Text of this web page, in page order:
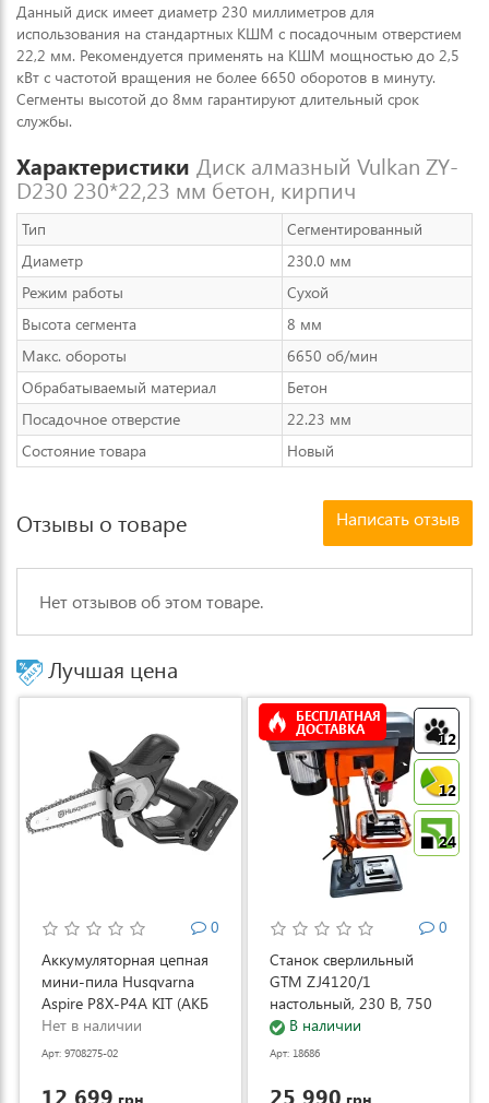
Данный диск имеет диаметр 230 миллиметров для
использования на стандартных КШМ с посадочным отверстием
22,2 мм. Рекомендуется применять на КШМ мощностью до 2,5
кВт с частотой вращения не более 6650 оборотов в минуту.
Сегменты высотой до 8мм гарантируют длительный срок
службы.
Характеристики Диск алмазный Vulkan ZY-
D230 230*22,23 мм бетон, кирпич
Тип
Сегментированный
Диаметр
230.0 мм
Режим работы
Сухой
Высота сегмента
8 мм
Макс. обороты
6650 об/мин
Обрабатываемый материал
Бетон
Посадочное отверстие
22.23 мм
Состояние товара
Новый
Отзывы о товаре Написать отзыв
Нет отзывов об этом товаре.
Лучшая цена
0
Аккумуляторная цепная
мини-пила Husqvarna
Aspire P8X-P4A KIT (АКБ
и ЗУ) (9708275-02)
Нет в наличии
Арт: 9708275-02
12 699
12
12
24
БЕСПЛАТНАЯ
ДОСТАВКА
0
Станок сверлильный
GTM ZJ4120/1
настольный, 230 В, 750
Вт (ZJ4120/1)
В наличии
Арт: 18686
25 990